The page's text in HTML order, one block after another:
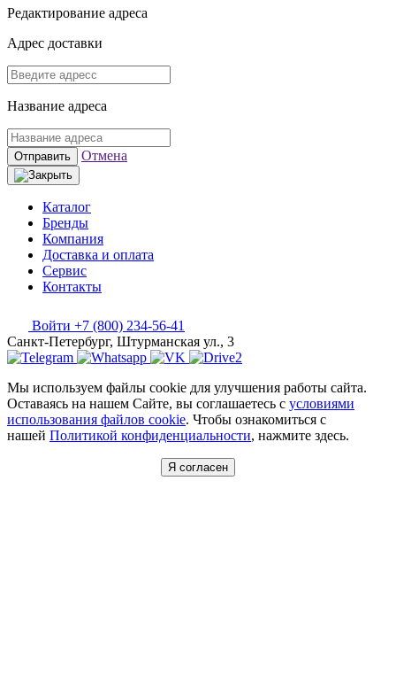
Редактирование адреса
Адрес доставки
Название адреса
Отправить Отмена
Каталог
Бренды
Компания
Доставка и оплата
Сервис
Контакты
Войти +7 (800) 234-56-41
Санкт-Петербург, Штурманская ул., 3
Мы используем файлы cookie для улучшения работы сайта.
Оставаясь на нашем Сайте, вы соглашаетесь с условиями
использования файлов cookie. Чтобы ознакомиться с
нашей Политикой конфиденциальности, нажмите здесь.
Я согласен